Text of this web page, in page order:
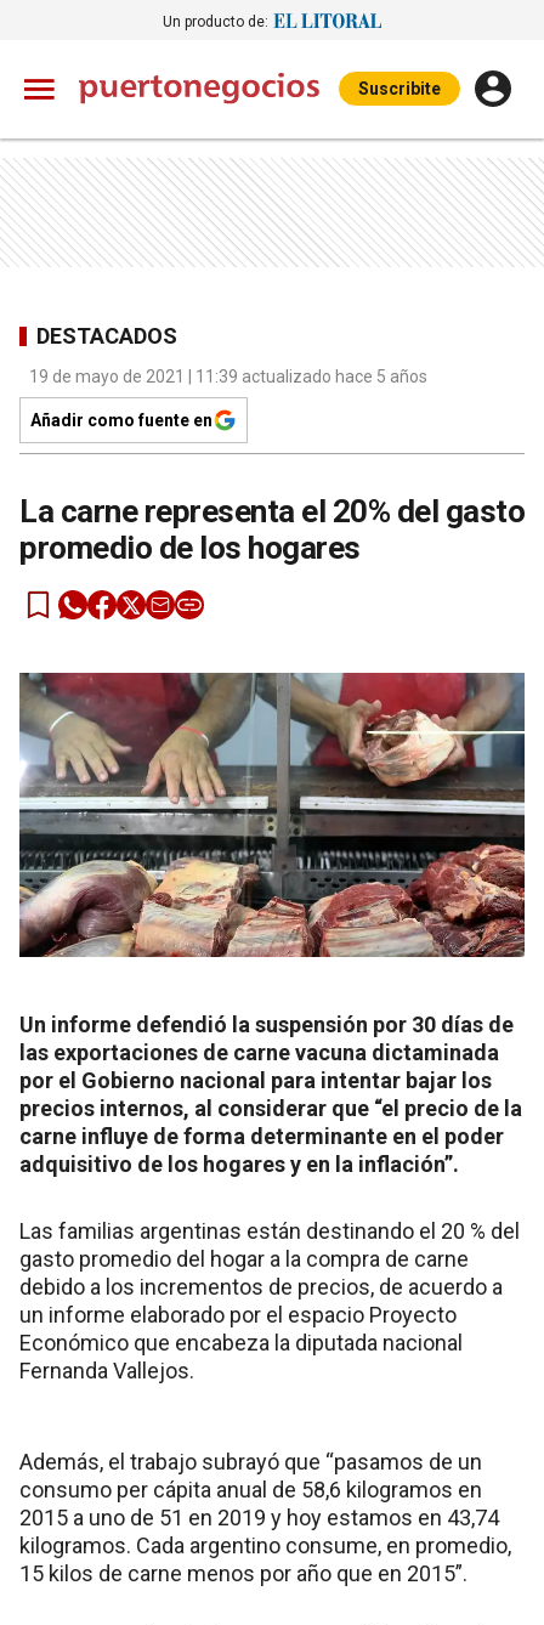
Un producto de:
Suscribite
DESTACADOS
19 de mayo de 2021 | 11:39 actualizado hace 5 años
Añadir como fuente en
La carne representa el 20% del gasto
promedio de los hogares
Un informe defendió la suspensión por 30 días de
las exportaciones de carne vacuna dictaminada
por el Gobierno nacional para intentar bajar los
precios internos, al considerar que “el precio de la
carne influye de forma determinante en el poder
adquisitivo de los hogares y en la inflación”.
Las familias argentinas están destinando el 20 % del
gasto promedio del hogar a la compra de carne
debido a los incrementos de precios, de acuerdo a
un informe elaborado por el espacio Proyecto
Económico que encabeza la diputada nacional
Fernanda Vallejos.
Además, el trabajo subrayó que “pasamos de un
consumo per cápita anual de 58,6 kilogramos en
2015 a uno de 51 en 2019 y hoy estamos en 43,74
kilogramos. Cada argentino consume, en promedio,
15 kilos de carne menos por año que en 2015”.